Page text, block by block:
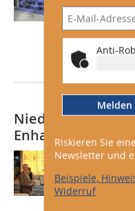
Anti-
Melden
Riskieren Sie
Newsletter und
Beispiele,
Widerruf
2020
%
Zu...
Niederländischer
Enhancer“ von
Für ihre